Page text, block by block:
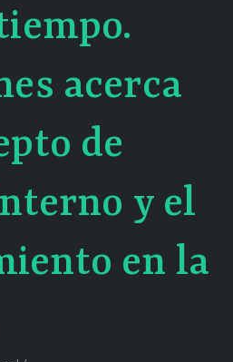
acerca
de
y el
en la